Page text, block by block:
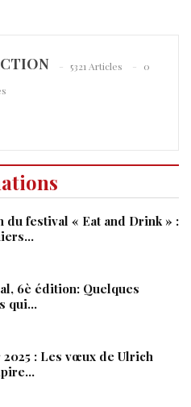
5321 Articles
0
festival « Eat and Drink » :
6è édition: Quelques
qui…
: Les vœux de Ulrich